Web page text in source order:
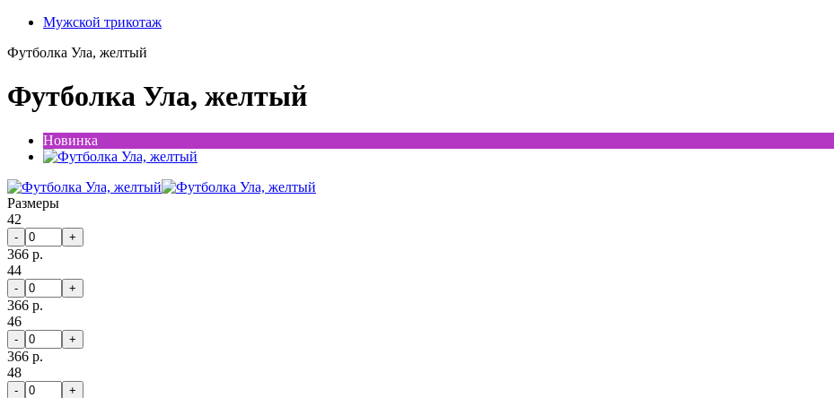
Мужской трикотаж
Футболка Ула, желтый
Футболка Ула, желтый
Новинка
Размеры
42
- +
366 р.
44
- +
366 р.
46
- +
366 р.
48
- +